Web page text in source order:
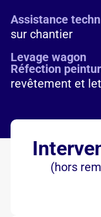
Assistance
sur chantier
Levage wagon
Réfection
revêtement et
(hors